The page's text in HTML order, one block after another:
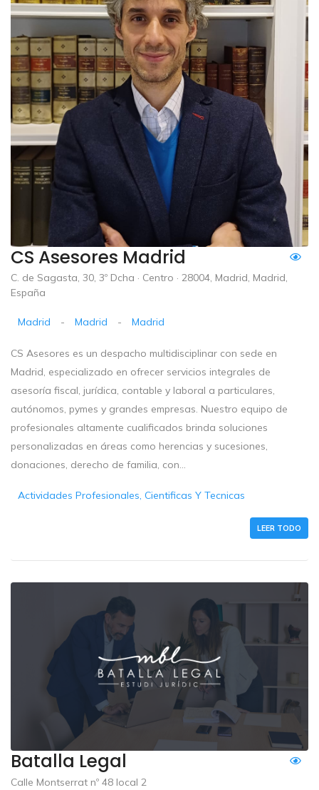
CS Asesores Madrid
C. de Sagasta, 30, 3º Dcha · Centro · 28004, Madrid, Madrid,
España
Madrid - Madrid - Madrid
CS Asesores es un despacho multidisciplinar con sede en
Madrid, especializado en ofrecer servicios integrales de
asesoría fiscal, jurídica, contable y laboral a particulares,
autónomos, pymes y grandes empresas. Nuestro equipo de
profesionales altamente cualificados brinda soluciones
personalizadas en áreas como herencias y sucesiones,
donaciones, derecho de familia, con...
Actividades Profesionales, Cientificas Y Tecnicas
LEER TODO
Batalla Legal
Calle Montserrat nº 48 local 2